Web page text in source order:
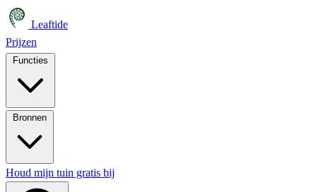
Leaftide
Prijzen
Houd mijn tuin gratis bij